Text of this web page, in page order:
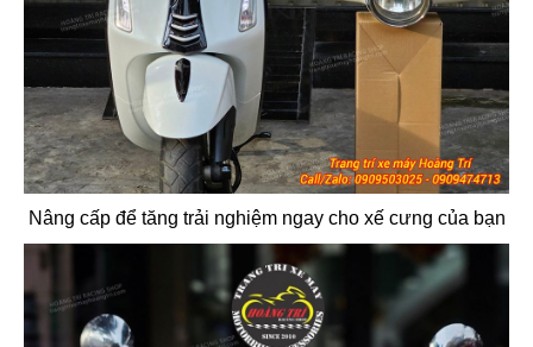
Nâng cấp để tăng trải nghiệm ngay cho xế cưng của bạn